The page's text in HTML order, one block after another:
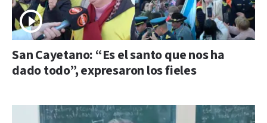
San Cayetano: “Es el santo que nos ha
dado todo”, expresaron los fieles